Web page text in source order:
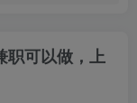
职可以做，上